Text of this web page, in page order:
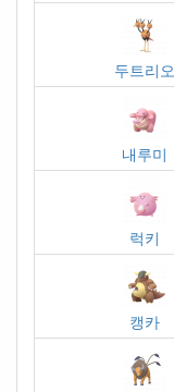
두트리오
내루미
럭키
캥카